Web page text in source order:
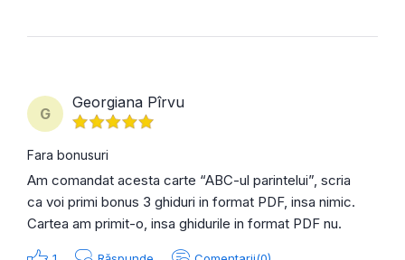
G
Georgiana Pîrvu
Fara bonusuri
Am comandat acesta carte “ABC-ul parintelui”, scria
ca voi primi bonus 3 ghiduri in format PDF, insa nimic.
Cartea am primit-o, insa ghidurile in format PDF nu.